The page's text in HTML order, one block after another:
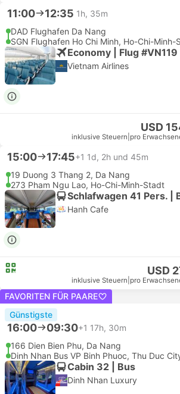
11:00 12:35 1h, 35m
DAD Flughafen Da Nang
SGN Flughafen Ho Chi Minh, Ho-Chi-Minh-
Economy | Flug #VN119
Vietnam Airlines
USD
inklusive Steuern pro
15:00 17:45+1 1d, 2h und 45m
19 Duong 3 Thang 2, Da Nang
273 Pham Ngu Lao, Ho-Chi-Minh-Stadt
Schlafwagen 41 Pers. |
Hanh Cafe
USD
inklusive Steuern pro
FAVORITEN FÜR PAARE
Günstigste
16:00 09:30+1 17h, 30m
166 Dien Bien Phu, Da Nang
Dinh Nhan Bus VP Binh Phuoc, Thu Duc
Cabin 32 | Bus
Dinh Nhan Luxury